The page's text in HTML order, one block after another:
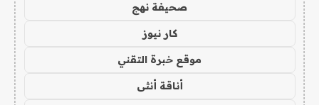
صحيفة نهج
كار نيوز
موقع خبرة التقني
أناقة أنثى